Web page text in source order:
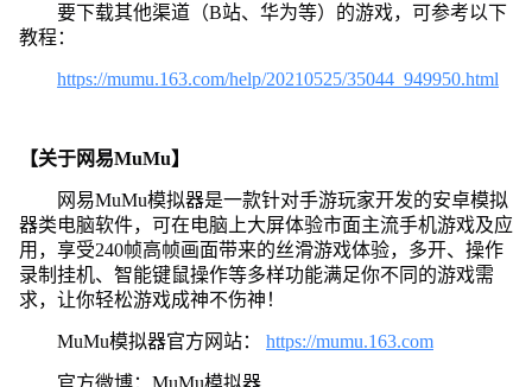
要下载其他渠道（B站、华为等）的游戏，可参考以下
教程：
https://mumu.163.com/help/20210525/35044_949950.html
【关于网易MuMu】
网易MuMu模拟器是一款针对手游玩家开发的安卓模拟
器类电脑软件，可在电脑上大屏体验市面主流手机游戏及应
用，享受240帧高帧画面带来的丝滑游戏体验，多开、操作
录制挂机、智能键鼠操作等多样功能满足你不同的游戏需
求，让你轻松游戏成神不伤神！
MuMu模拟器官方网站： https://mumu.163.com
官方微博：MuMu模拟器